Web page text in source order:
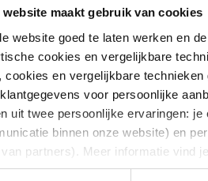
website maakt gebruik van cookies
website goed te laten werken en
cookies en vergelijkbare
cookies en vergelijkbare
voor persoonlijke
uit twee persoonlijke ervaringen:
binnen onze website) en
partners). Meer informatie vind
Vanaf welke pagina of via welke
social media of externe links.
Wanneer en hoe lang je onze
bezoeken.
Welke functies je gebruikt, zoals: